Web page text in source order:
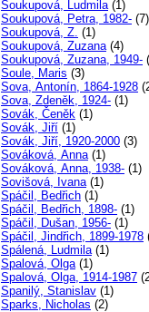
Soukupová, Ludmila(1)
Soukupová, Petra, 1982- (7)
Soukupová, Z. (1)
Soukupová, Zuzana(4)
Soukupová, Zuzana, 1949-
Soule, Maris (3)
Sova, Antonín, 1864-1928
Sova, Zdeněk, 1924- (1)
Sovák, Čeněk (1)
Sovák, Jiří (1)
Sovák, Jiří, 1920-2000 (3)
Sováková, Anna(1)
Sováková, Anna, 1938- (1)
Sovišová, Ivana(1)
Spáčil, Bedřich (1)
Spáčil, Bedřich, 1898- (1)
Spáčil, Dušan, 1956- (1)
Spáčil, Jindřich, 1899-1978
Spálená, Ludmila(1)
Spalová, Olga(1)
Spalová, Olga, 1914-1987
Spanilý, Stanislav (1)
Sparks, Nicholas (2)